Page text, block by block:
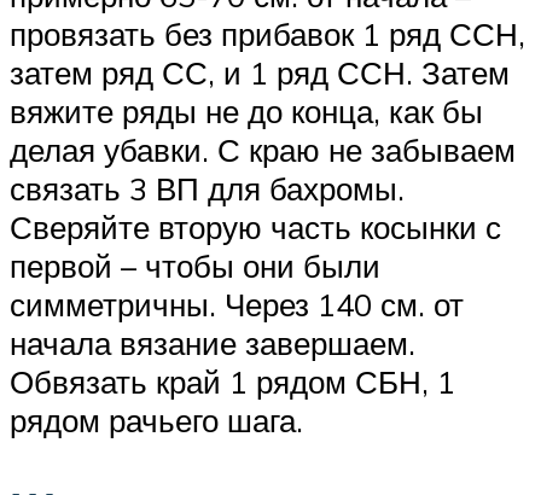
провязать без прибавок 1 ряд ССН,
затем ряд СС, и 1 ряд ССН. Затем
вяжите ряды не до конца, как бы
делая убавки. С краю не забываем
связать 3 ВП для бахромы.
Сверяйте вторую часть косынки с
первой – чтобы они были
симметричны. Через 140 см. от
начала вязание завершаем.
Обвязать край 1 рядом СБН, 1
рядом рачьего шага.